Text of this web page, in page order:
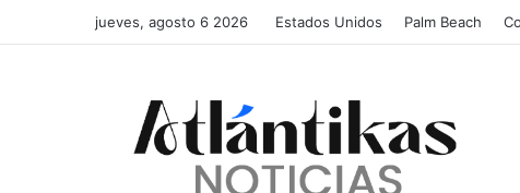
jueves, agosto 6 2026 Estados Unidos Palm Beach